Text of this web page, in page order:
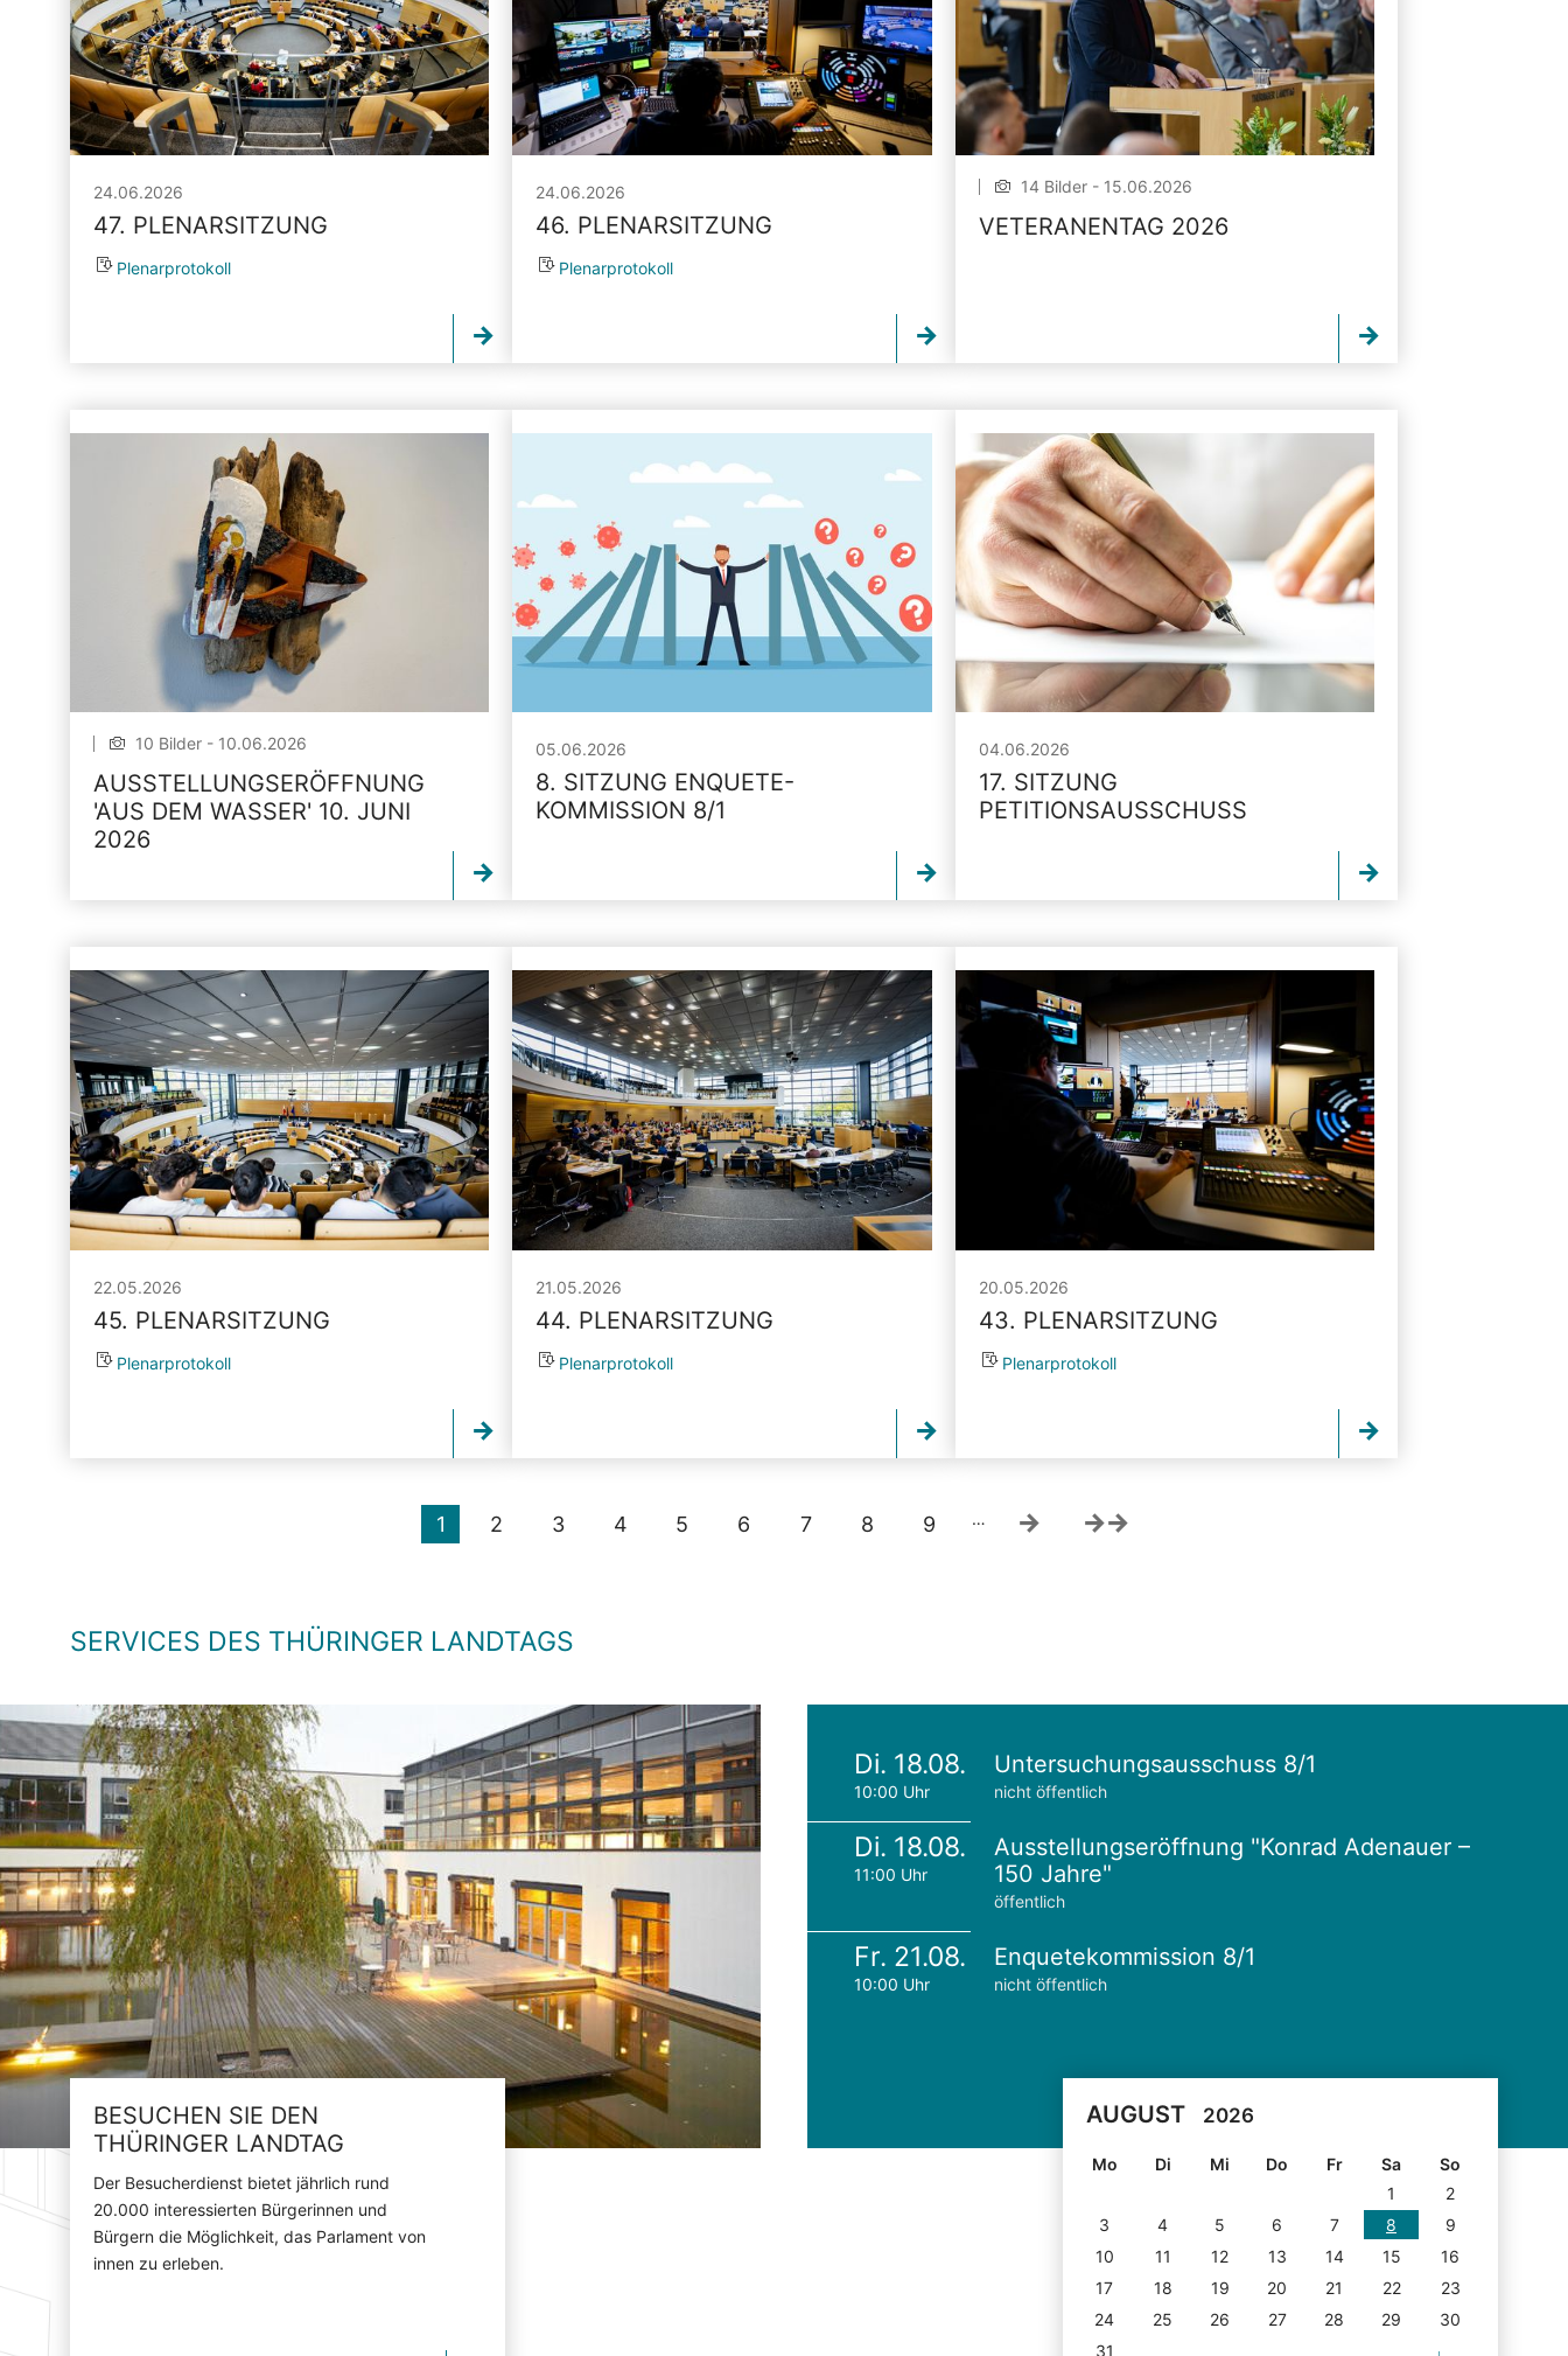
24.06.2026
47. PLENARSITZUNG
Plenarprotokoll
24.06.2026
46. PLENARSITZUNG
Plenarprotokoll
14 Bilder - 15.06.2026
VETERANENTAG 2026
10 Bilder - 10.06.2026
AUSSTELLUNGSERÖFFNUNG
'AUS DEM WASSER' 10. JUNI
2026
05.06.2026
8. SITZUNG ENQUETE-
KOMMISSION 8/1
04.06.2026
17. SITZUNG
PETITIONSAUSSCHUSS
22.05.2026
45. PLENARSITZUNG
Plenarprotokoll
21.05.2026
44. PLENARSITZUNG
Plenarprotokoll
20.05.2026
43. PLENARSITZUNG
Plenarprotokoll
1 2 3 4 5 6 7 8 9 …
SERVICES DES THÜRINGER LANDTAGS
BESUCHEN SIE DEN
THÜRINGER LANDTAG
Der Besucherdienst bietet jährlich rund
20.000 interessierten Bürgerinnen und
Bürgern die Möglichkeit, das Parlament von
innen zu erleben.
Di. 18.08.
10:00 Uhr
Untersuchungsausschuss 8/1
nicht öffentlich
Di. 18.08.
11:00 Uhr
Ausstellungseröffnung "Konrad Adenauer –
150 Jahre"
öffentlich
Fr. 21.08.
10:00 Uhr
Enquetekommission 8/1
nicht öffentlich
AUGUST 2026
Mo Di Mi Do Fr Sa
So
1
2
3
4 5 6 7 8
9
10
11 12 13 14 15
16
17
18 19 20 21 22
23
24
25 26 27 28 29
30
31